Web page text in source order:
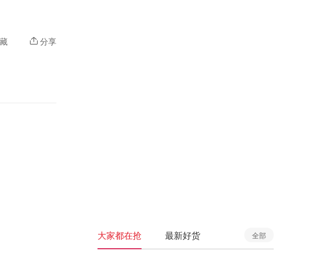
分享
大家都在抢 最新好货 全部